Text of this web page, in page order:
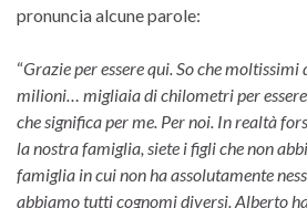
pronuncia alcune parole:
“Grazie per essere qui. So che
milioni… migliaia di chilometri per essere
che significa per me. Per noi. In realtà
la nostra famiglia, siete i figli che non
famiglia in cui non ha assolutamente
abbiamo tutti cognomi diversi. Alberto